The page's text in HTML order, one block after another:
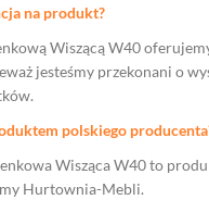
na produkt?
Wiszącą W40
jesteśmy przekonani o
polskiego
Wisząca W40 to
Hurtownia-Mebli.